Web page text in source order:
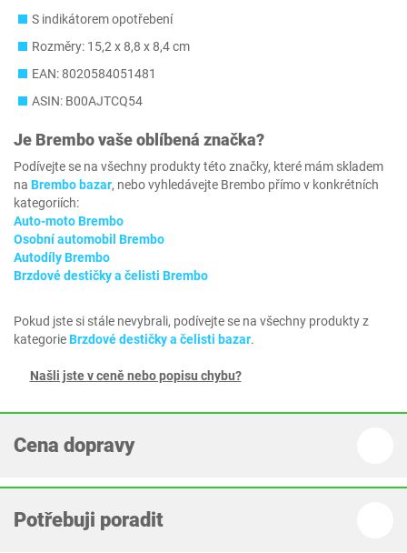
S indikátorem opotřebení
Rozměry: 15,2 x 8,8 x 8,4 cm
EAN: 8020584051481
ASIN: B00AJTCQ54
Je Brembovaše oblíbená značka?
Podívejte se na všechny produkty této značky, které mám skladem
na Brembo bazar, nebo vyhledávejte Brembo přímo v konkrétních
kategoriích:
Auto-moto Brembo
Osobní automobil Brembo
Autodíly Brembo
Brzdové destičky a čelisti Brembo
Pokud jste si stále nevybrali, podívejte se na všechny produkty z
kategorieBrzdové destičky a čelisti bazar.
Našli jste v ceně nebo popisu chybu?
Cena dopravy
Potřebuji poradit